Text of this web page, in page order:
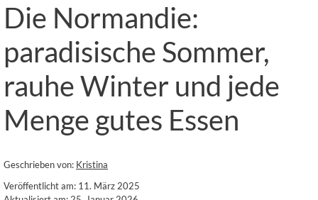
Die Normandie:
paradisische Sommer,
rauhe Winter und jede
Menge gutes Essen
Geschrieben von: Kristina
Veröffentlicht am: 11. März 2025